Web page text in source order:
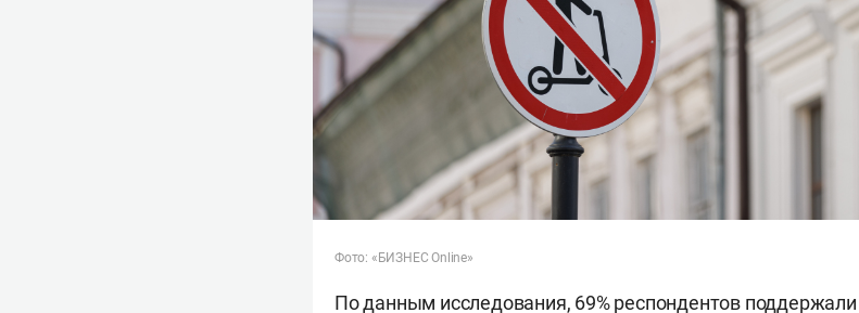
Фото: «БИЗНЕС Online»
По данным исследования, 69% респондентов